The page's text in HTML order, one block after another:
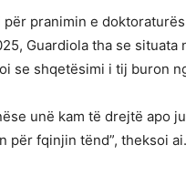
pranimin e
Guardiola tha se
se shqetësimi i tij buron
unë kam të drejtë apo
për fqinjin tënd”, theksoi ai.